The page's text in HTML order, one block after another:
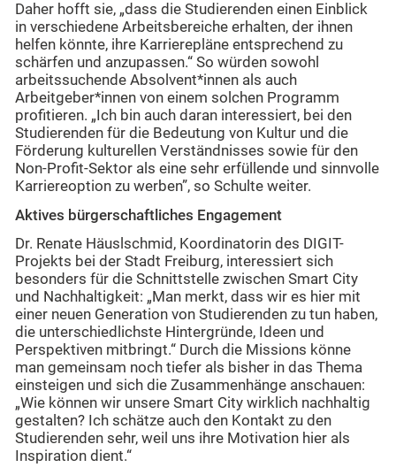
Daher hofft sie, „dass die Studierenden einen Einblick
in verschiedene Arbeitsbereiche erhalten, der ihnen
helfen könnte, ihre Karrierepläne entsprechend zu
schärfen und anzupassen.“ So würden sowohl
arbeitssuchende Absolvent*innen als auch
Arbeitgeber*innen von einem solchen Programm
profitieren. „Ich bin auch daran interessiert, bei den
Studierenden für die Bedeutung von Kultur und die
Förderung kulturellen Verständnisses sowie für den
Non-Profit-Sektor als eine sehr erfüllende und sinnvolle
Karriereoption zu werben”, so Schulte weiter.
Aktives bürgerschaftliches Engagement
Dr. Renate Häuslschmid, Koordinatorin des DIGIT-
Projekts bei der Stadt Freiburg, interessiert sich
besonders für die Schnittstelle zwischen Smart City
und Nachhaltigkeit: „Man merkt, dass wir es hier mit
einer neuen Generation von Studierenden zu tun haben,
die unterschiedlichste Hintergründe, Ideen und
Perspektiven mitbringt.“ Durch die Missions könne
man gemeinsam noch tiefer als bisher in das Thema
einsteigen und sich die Zusammenhänge anschauen:
„Wie können wir unsere Smart City wirklich nachhaltig
gestalten? Ich schätze auch den Kontakt zu den
Studierenden sehr, weil uns ihre Motivation hier als
Inspiration dient.“